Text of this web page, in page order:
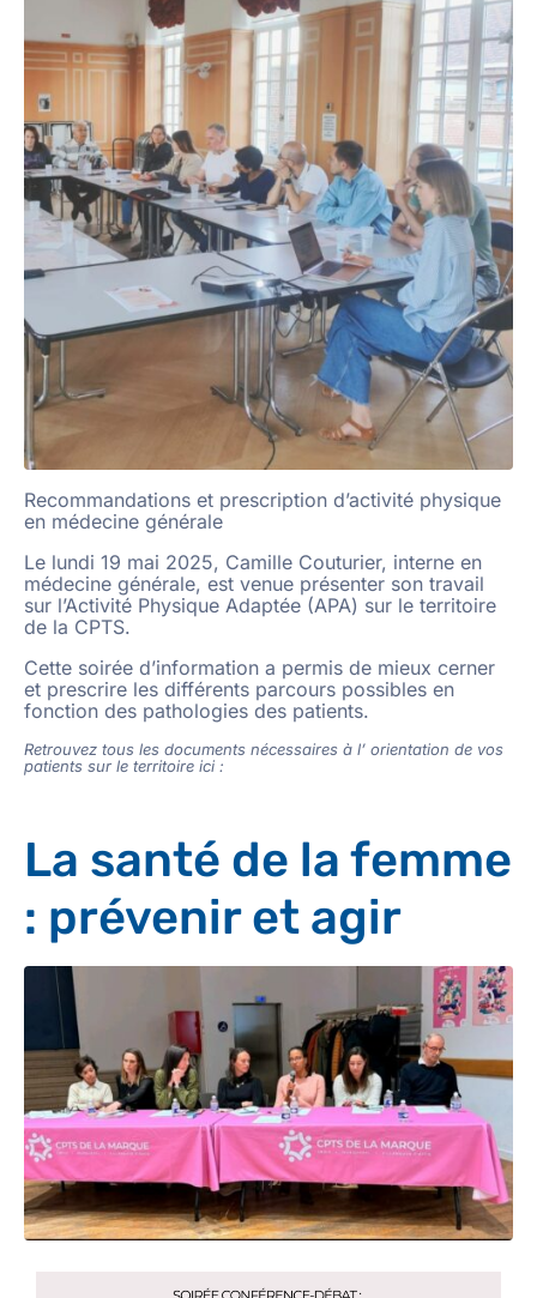
Recommandations et prescription d’activité physique
en médecine générale
Le lundi 19 mai 2025, Camille Couturier, interne en
médecine générale, est venue présenter son travail
sur l’Activité Physique Adaptée (APA) sur le territoire
de la CPTS.
Cette soirée d’information a permis de mieux cerner
et prescrire les différents parcours possibles en
fonction des pathologies des patients.
Retrouvez tous les documents nécessaires à l’ orientation de vos
patients sur le territoire ici :
La santé de la femme
: prévenir et agir